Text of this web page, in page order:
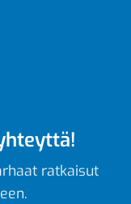
ratkaisut